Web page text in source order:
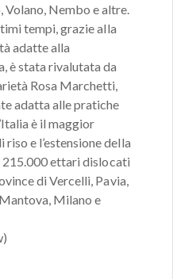
Volano, Nembo e altre.
tempi, grazie alla
adatte alla
è stata rivalutata da
Rosa Marchetti,
adatta alle pratiche
è il maggior
e l’estensione della
215.000 ettari dislocati
di Vercelli, Pavia,
Milano e